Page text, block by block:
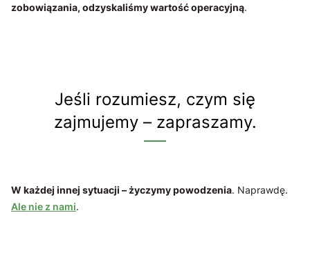
zobowiązania, odzyskaliśmy wartość operacyjną.
Jeśli rozumiesz, czym się
zajmujemy – zapraszamy.
W każdej innej sytuacji – życzymy powodzenia. Naprawdę.
Ale nie z nami.